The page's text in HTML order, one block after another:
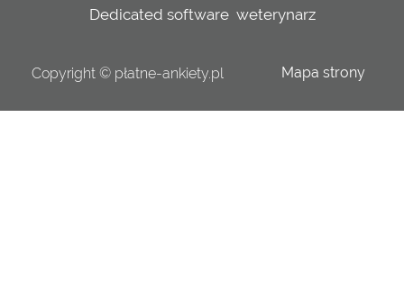
Dedicated software weterynarz
Copyright © płatne-ankiety.pl Mapa strony